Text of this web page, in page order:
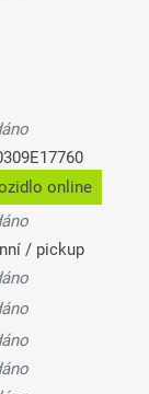
online
/ pickup